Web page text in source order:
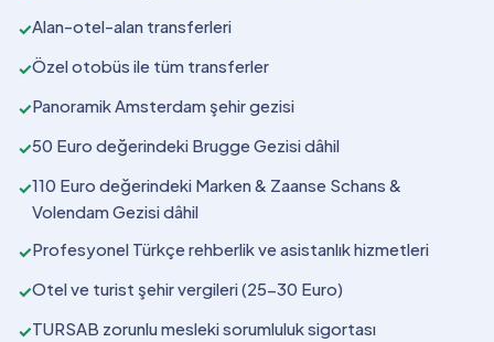
✓Alan-otel-alan transferleri
✓Özel otobüs ile tüm transferler
✓Panoramik Amsterdam şehir gezisi
✓50 Euro değerindeki Brugge Gezisi dâhil
✓110 Euro değerindeki Marken & Zaanse Schans &
Volendam Gezisi dâhil
✓Profesyonel Türkçe rehberlik ve asistanlık hizmetleri
✓Otel ve turist şehir vergileri (25-30 Euro)
✓TURSAB zorunlu mesleki sorumluluk sigortası